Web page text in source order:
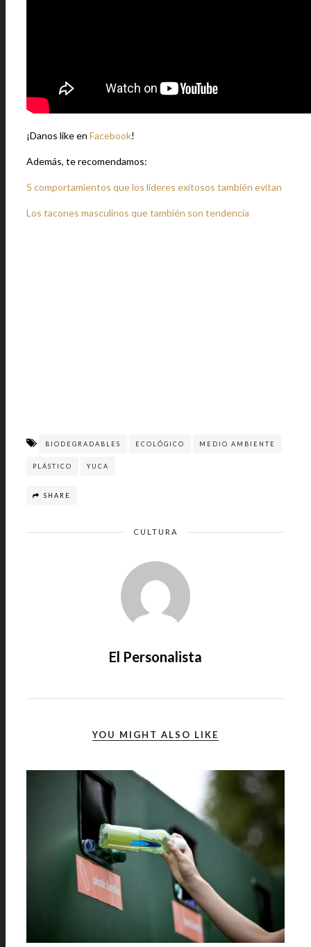
¡Danos like en Facebook!
Además, te recomendamos:
5 comportamientos que los líderes exitosos también evitan
Los tacones masculinos que también son tendencia
BIODEGRADABLES ECOLÓGICO MEDIO AMBIENTE
PLÁSTICO YUCA
SHARE
CULTURA
El Personalista
YOU MIGHT ALSO LIKE